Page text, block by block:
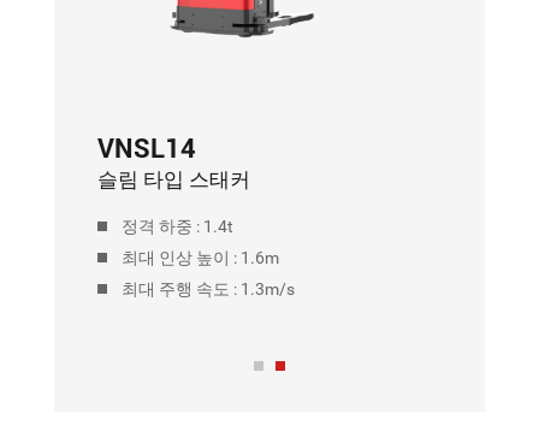
VNR16
리치 트럭 AGF
정격 하중 : 1.6t
최대 인상 높이 : 5.5m
최대 주행 속도 :2.0m/s